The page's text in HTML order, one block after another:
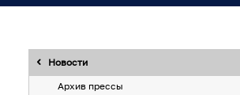
Новости
Архив прессы